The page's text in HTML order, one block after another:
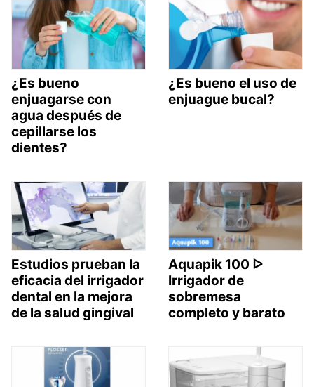
¿Es bueno
enjuagarse con
agua después de
cepillarse los
dientes?
¿Es bueno el uso de
enjuague bucal?
Estudios prueban la
eficacia del irrigador
dental en la mejora
de la salud gingival
Aquapik 100 ᐅ
Irrigador de
sobremesa
completo y barato